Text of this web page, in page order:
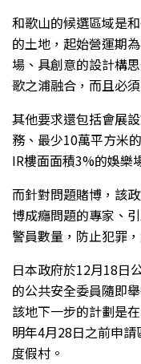
和歌山的候選區域是
的土地，起始營運期
場、具創意的設計構
歌之浦融合，而且必
其他要求還包括會展
務、最少10萬平方米
IR樓面面積3%的娛樂
而針對問題賭博，該
博成癮問題的專家、
警員數量，防止犯罪
日本政府於12月18日
的公共安全委員隨即
該地下一步的計劃是
明年4月28日之前申
度假村。